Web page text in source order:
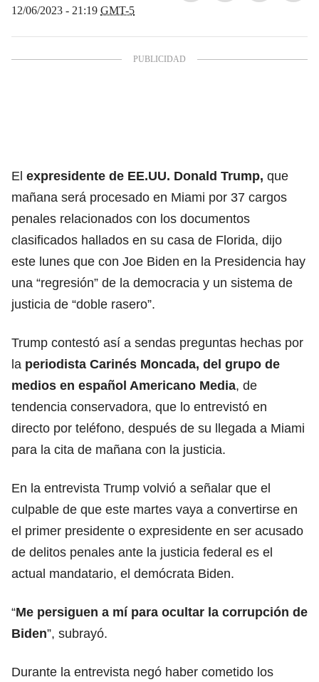
12/06/2023 - 21:19 GMT-5
El expresidente de EE.UU. Donald Trump, que
mañana será procesado en Miami por 37 cargos
penales relacionados con los documentos
clasificados hallados en su casa de Florida, dijo
este lunes que con Joe Biden en la Presidencia hay
una “regresión” de la democracia y un sistema de
justicia de “doble rasero”.
Trump contestó así a sendas preguntas hechas por
la periodista Carinés Moncada, del grupo de
medios en español Americano Media, de
tendencia conservadora, que lo entrevistó en
directo por teléfono, después de su llegada a Miami
para la cita de mañana con la justicia.
En la entrevista Trump volvió a señalar que el
culpable de que este martes vaya a convertirse en
el primer presidente o expresidente en ser acusado
de delitos penales ante la justicia federal es el
actual mandatario, el demócrata Biden.
“Me persiguen a mí para ocultar la corrupción de
Biden”, subrayó.
Durante la entrevista negó haber cometido los